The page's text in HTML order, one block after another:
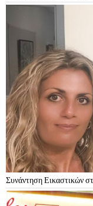
Συνάντηση Εικαστικών